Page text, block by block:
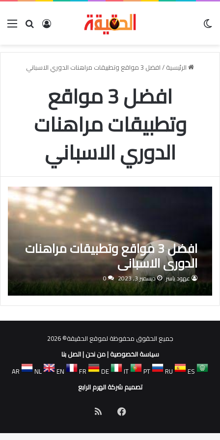
بحث عنتسجيل
الرئيسية/افضل 3 مواقع وتطبيقات مراهنات الدوري الاسباني
افضل 3 مواقع
وتطبيقات مراهنات
الدوري الاسباني
افضل 3 مواقع وتطبيقات مراهنات
الدوري الاسباني
عهود ياسر ديسمبر 3, 2023 0
جميع الحقوق محفوظة لموقع الحقيقة© 2026
سياسة الخصوصية|من نحن|اتصل بنا
AR
NL EN FR DE IT PT RU
ES
تصميم شركة الهرم الرابع
فيسبوك
الموقع